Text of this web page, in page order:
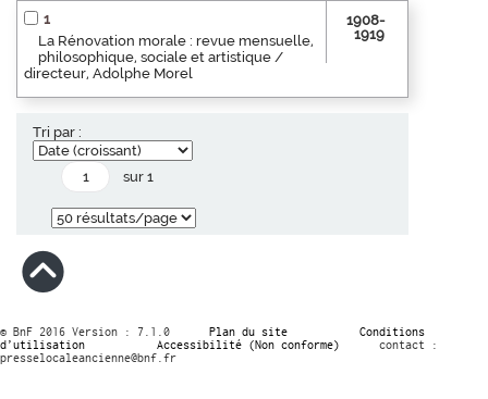
1
La Rénovation morale : revue mensuelle,
philosophique, sociale et artistique /
directeur, Adolphe Morel
1908-
1919
Tri par :
sur 1
© BnF 2016 Version : 7.1.0 Plan du site
Conditions
d’utilisation
Accessibilité (Non conforme)
contact :
presselocaleancienne@bnf.fr